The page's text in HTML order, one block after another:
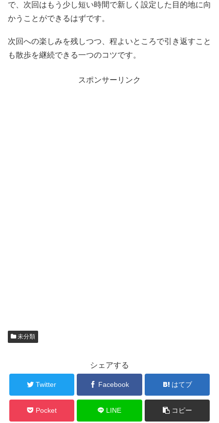
で、次回はもう少し短い時間で新しく設定した目的地に向
かうことができるはずです。
次回への楽しみを残しつつ、程よいところで引き返すこと
も散歩を継続できる一つのコツです。
スポンサーリンク
未分類
シェアする
Twitter Facebook はてブ
Pocket LINE コピー